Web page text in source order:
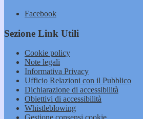
Facebook
Sezione Link Utili
Cookie policy
Note legali
Informativa Privacy
Ufficio Relazioni con il Pubblico
Dichiarazione di accessibilità
Obiettivi di accessibilità
Whistleblowing